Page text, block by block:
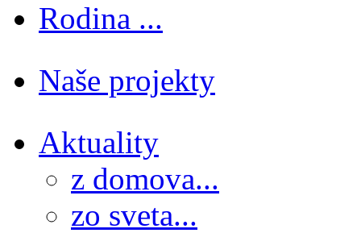
Rodina ...
Naše projekty
Aktuality
z domova...
zo sveta...